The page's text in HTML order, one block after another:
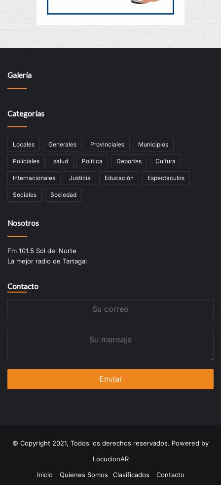
Galería
Categorías
Locales Generales Provinciales Municipios
Policiales salud Politica Deportes Cultura
Internacionales Justicia Educación Espectaculos
Sociales Sociedad
Nosotros
Fm 101.5 Sol del Norte
La mejor radio de Tartagal
Contacto
© Copyright 2021, Todos los derechos reservados. Powered by
LocucionAR
Inicio
Quienes Somos Clasificados Contacto